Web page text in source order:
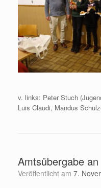
v. links: Peter Stuch
Luis Claudi, Mandus
Amtsübergabe
Veröffentlicht am 7.